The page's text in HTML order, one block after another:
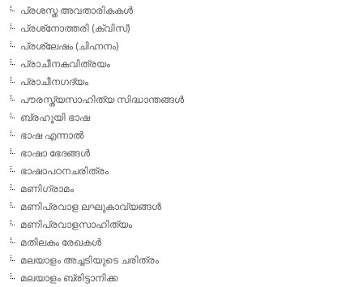
പ്രശസ്ത അവതാരികകള്‍
പ്രശ്‌നോത്തരി (ക്വിസ്)
പ്രശ്ലേഷം (ചിഹ്നനം)
പ്രാചീനകവിത്രയം
പ്രാചീനഗദ്യം
പൗരസ്ത്യസാഹിത്യ സിദ്ധാന്തങ്ങള്‍
ബ്രഹൂയി ഭാഷ
ഭാഷ എന്നാല്‍
ഭാഷാ ഭേദങ്ങള്‍
ഭാഷാപഠനചരിത്രം
മണിഗ്രാമം
മണിപ്രവാള ലഘുകാവ്യങ്ങള്‍
മണിപ്രവാളസാഹിത്യം
മതിലകം രേഖകള്‍
മലയാളം അച്ചടിയുടെ ചരിത്രം
മലയാളം ബ്രിട്ടാനിക്ക